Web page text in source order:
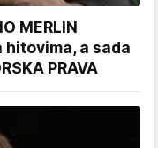
MERLIN
hitovima, a sada
PRAVA